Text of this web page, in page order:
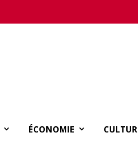
ÉCONOMIE